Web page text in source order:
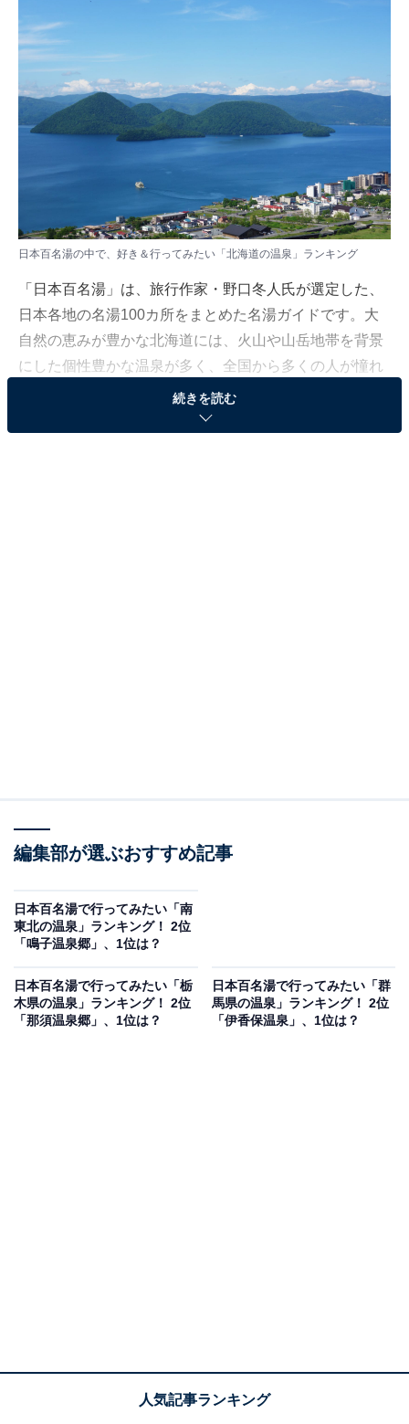
日本百名湯の中で、好き＆行ってみたい「北海道の温泉」ランキング
「日本百名湯」は、旅行作家・野口冬人氏が選定した、
日本各地の名湯100カ所をまとめた名湯ガイドです。大
自然の恵みが豊かな北海道には、火山や山岳地帯を背景
にした個性豊かな温泉が多く、全国から多くの人が憧れ
る温泉地がそろっています。
回答者からは「洞爺湖温泉は湖のほとりにあり、景色を
（50代男性／広島県）、「函館旅行を計画していて行き
やすそうだから」（50代女性／青森県）、「洞爺湖の神
代女性／静岡県）、「漫画の銀魂で洞爺湖を知ってから
ずっと行きたいと思っていたから」（20代女性／熊本
県）といった声が集まりました。
1位：登別温泉（北海道）／102票
続きを読む
編集部が選ぶおすすめ記事
日本百名湯で行ってみたい「南
東北の温泉」ランキング！ 2位
「鳴子温泉郷」、1位は？
日本百名湯で行ってみたい「栃
木県の温泉」ランキング！ 2位
「那須温泉郷」、1位は？
日本百名湯で行ってみたい「群
馬県の温泉」ランキング！ 2位
「伊香保温泉」、1位は？